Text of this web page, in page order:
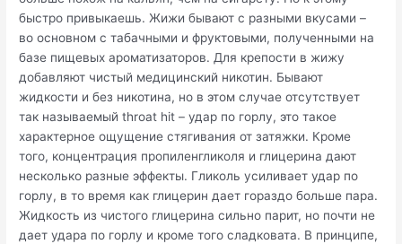
быстро привыкаешь. Жижи бывают с разными вкусами –
во основном с табачными и фруктовыми, полученными на
базе пищевых ароматизаторов. Для крепости в жижу
добавляют чистый медицинский никотин. Бывают
жидкости и без никотина, но в этом случае отсутствует
так называемый throat hit – удар по горлу, это такое
характерное ощущение стягивания от затяжки. Кроме
того, концентрация пропиленгликоля и глицерина дают
несколько разные эффекты. Гликоль усиливает удар по
горлу, в то время как глицерин дает гораздо больше пара.
Жидкость из чистого глицерина сильно парит, но почти не
дает удара по горлу и кроме того сладковата. В принципе,